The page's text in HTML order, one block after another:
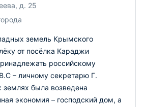
д. 25
земель Крымского
от посёлка Караджи
российскому
– личному секретарю Г.
землях была возведена
экономия – господский дом, а